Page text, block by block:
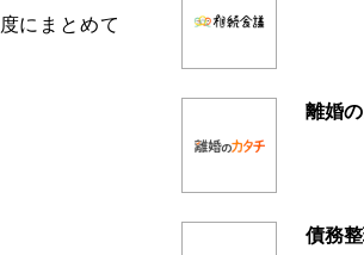
にまとめて
離婚
債務